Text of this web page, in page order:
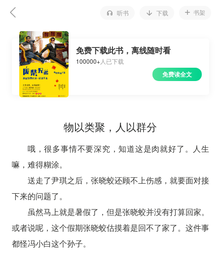
听书 下载 书架
免费下载此书，离线随时看
100000+人已下载
免费读全文
物以类聚，人以群分
哦，很多事情不要深究，知道这是肉就好了。人生
嘛，难得糊涂。
送走了尹琪之后，张晓蛟还顾不上伤感，就要面对接
下来的问题了。
虽然马上就是暑假了，但是张晓蛟并没有打算回家。
或者说呢，这个假期张晓蛟估摸着是回不了家了。这件事
都怪冯小白这个孙子。